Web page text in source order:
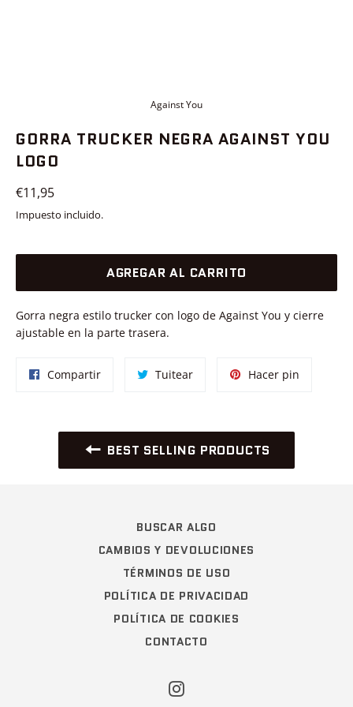
Against You
GORRA TRUCKER NEGRA AGAINST YOU
LOGO
Precio
habitual
€11,95
Impuesto incluido.
AGREGAR AL CARRITO
Gorra negra estilo trucker con logo de Against You y cierre
ajustable en la parte trasera.
CompartirCompartir TuitearTuitear
Hacer pin
BEST SELLING PRODUCTS
BUSCAR ALGO
CAMBIOS Y DEVOLUCIONES
TÉRMINOS DE USO
POLÍTICA DE PRIVACIDAD
POLÍTICA DE COOKIES
CONTACTO
Instagram